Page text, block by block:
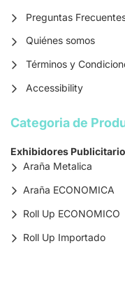
Preguntas
Quiénes somos
Términos y
Accessibility
Categoria de
Exhibidores
Araña Metalica
Araña ECONOMICA
Roll Up ECONOMICO
Roll Up Importado